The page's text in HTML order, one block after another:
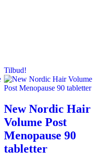
Tilbud!
New Nordic Hair
Volume Post
Menopause 90
tabletter